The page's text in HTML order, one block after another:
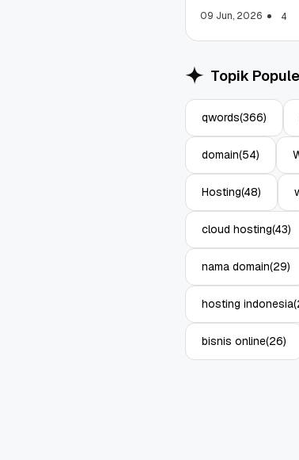
11
09 Jun, 2026 4
Topik
qwords(366)
domain(54)
Hosting(48)
cloud hosting(43)
nama domain(29)
hosting indonesia
bisnis online(26)